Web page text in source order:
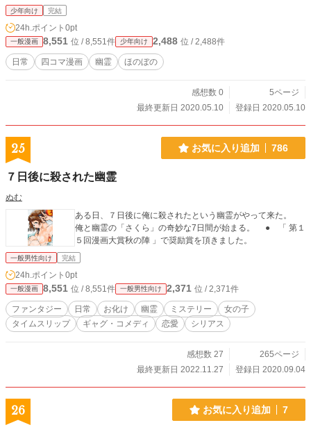
少年向け 完結
24h.ポイント 0pt
一般漫画 8,551 位 / 8,551件 少年向け 2,488 位 / 2,488件
日常 四コマ漫画 幽霊 ほのぼの
感想数 0
5ページ
最終更新日 2020.05.10
登録日 2020.05.10
25 お気に入り追加 786
７日後に殺された幽霊
ぬむ
ある日、７日後に俺に殺されたという幽霊がやって来た。
俺と幽霊の「さくら」の奇妙な7日間が始まる。 ● 「 第１
５回漫画大賞秋の陣 」で奨励賞を頂きました。
一般男性向け 完結
24h.ポイント 0pt
一般漫画 8,551 位 / 8,551件 一般男性向け 2,371 位 / 2,371件
ファンタジー 日常 お化け 幽霊 ミステリー
女の子
タイムスリップ
ギャグ・コメディ 恋愛 シリアス
感想数 27
265ページ
最終更新日 2022.11.27
登録日 2020.09.04
26 お気に入り追加 7